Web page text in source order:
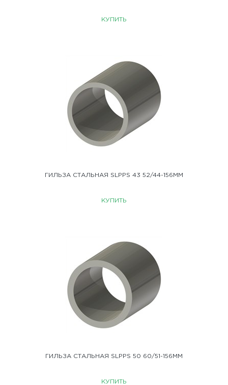
КУПИТЬ
ГИЛЬЗА СТАЛЬНАЯ SLPPS 43 52/44-156ММ
КУПИТЬ
ГИЛЬЗА СТАЛЬНАЯ SLPPS 50 60/51-156ММ
КУПИТЬ